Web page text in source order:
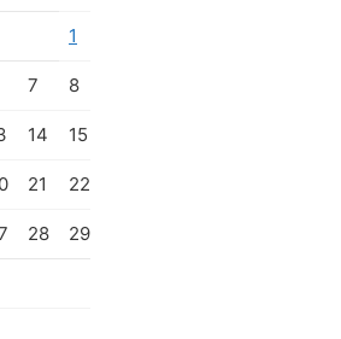
1
7 8
14 15
21 22
28 29